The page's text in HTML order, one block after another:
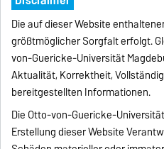
Die auf dieser Website
größtmöglicher Sorgfalt erfolgt.
von-Guericke-Universität
Aktualität, Korrektheit,
bereitgestellten Informationen.
Die Otto-von-Guericke-
Erstellung dieser Website